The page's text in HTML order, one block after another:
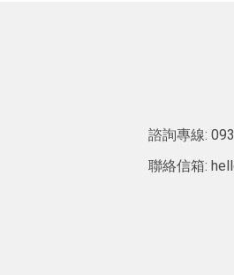
諮詢專線:
聯絡信箱: